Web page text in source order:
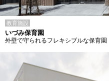
教育施設
いづみ保育園
外壁で守られるフレキシブルな保育園